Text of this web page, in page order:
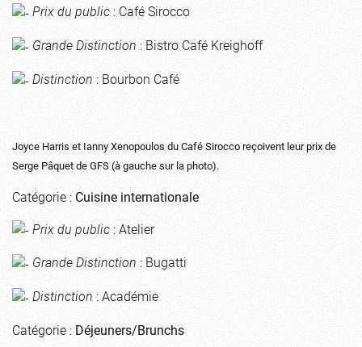
Prix du public: Café Sirocco
Grande Distinction: Bistro Café Kreighoff
Distinction: Bourbon Café
Joyce Harris et Ianny Xenopoulos du Café Sirocco reçoivent leur prix de
Serge Pâquet de GFS (à gauche sur la photo).
Catégorie :Cuisine internationale
Prix du public: Atelier
Grande Distinction: Bugatti
Distinction: Académie
Catégorie :Déjeuners/Brunchs